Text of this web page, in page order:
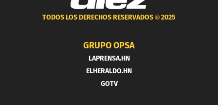
TODOS LOS DERECHOS RESERVADOS ®2025
GRUPO OPSA
LAPRENSA.HN
ELHERALDO.HN
GOTV